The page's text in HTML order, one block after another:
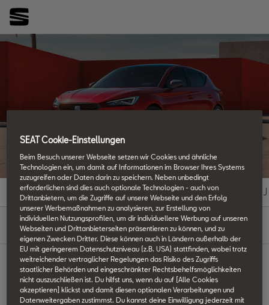
SEAT Techniklexikon
A B C D E F G H J
SEAT Technik Lexikon durchsuchen.
SEAT Cookie-Einstellungen
Beim Besuch unserer Webseite setzen wir Cookies und ähnliche
Technologien ein, um damit auf Informationen im Browser Ihres Systems
zuzugreifen oder Daten darin zu speichern. Neben unbedingt
erforderlichen sind dies auch optionale Technologien - auch von
Drittanbietern, um die Zugriffe auf unsere Webseite und den Erfolg
unserer Werbemaßnahmen zu analysieren, zur Erstellung von
individuellen Nutzungsprofilen, um dir individuellere Werbung auf unseren
Webseiten und Drittanbieterseiten präsentieren zu können, und zu
eigenen Zwecken Dritter. Diese können auch in Ländern außerhalb der
EU mit geringerem Datenschutzniveau (z.B. USA) stattfinden, wobei trotz
weitreichender vertraglicher Regelungen das Risiko des Zugriffs
staatlicher Behörden und eingeschränkter Rechtsbehelfsmöglichkeiten
nicht auszuschließen ist. Du hilfst uns, wenn du auf [Alle Cookies
akzeptieren] klickst und damit diesen optionalen Verarbeitungen und
Datenweitergaben zustimmst. Du kannst deine Einwilligung jederzeit mit